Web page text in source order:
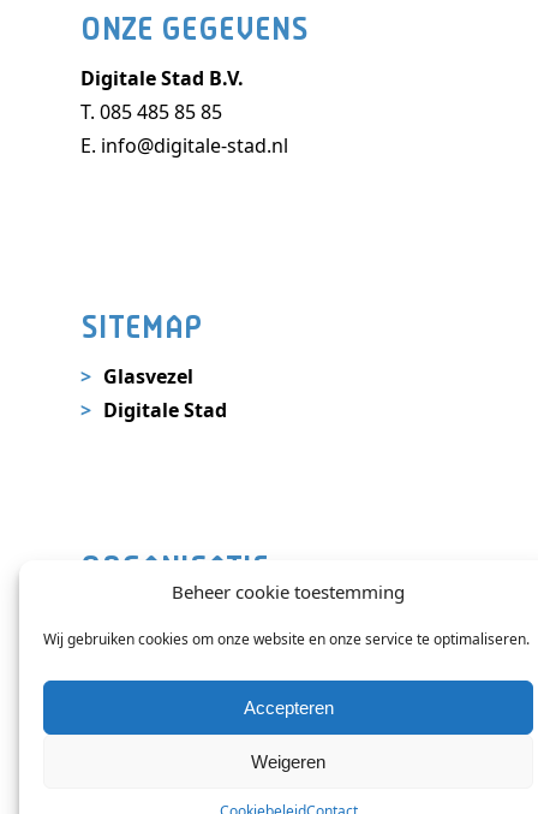
Beheer cookie toestemming
Wij gebruiken cookies om onze website en onze service te optimaliseren.
Accepteren
Weigeren
ONZE GEGEVENS
Digitale Stad B.V.
T. 085 485 85 85
E. info@digitale-stad.nl
SITEMAP
Glasvezel
Digitale Stad
ORGANISATIE
Contact
Veelgestelde vragen